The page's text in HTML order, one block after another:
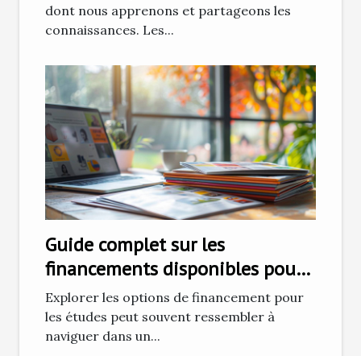
dont nous apprenons et partageons les
connaissances. Les...
Guide complet sur les
financements disponibles pour
vos études
Explorer les options de financement pour
les études peut souvent ressembler à
naviguer dans un...